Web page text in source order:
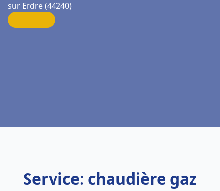
sur Erdre (44240)
Service: chaudière gaz